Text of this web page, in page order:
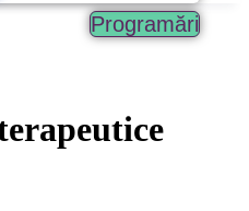
Programări